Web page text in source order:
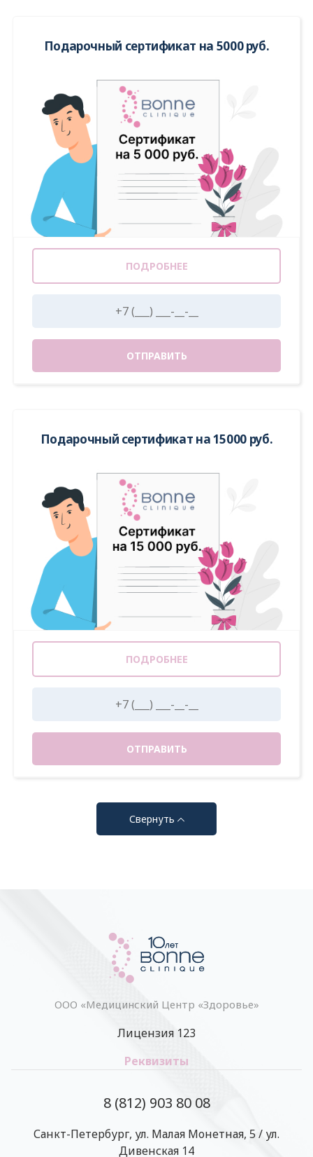
Подарочный сертификат на 5000 руб.
ПОДРОБНЕЕ
ОТПРАВИТЬ
Подарочный сертификат на 15000 руб.
ПОДРОБНЕЕ
ОТПРАВИТЬ
Свернуть
ООО «Медицинский Центр «Здоровье»
Лицензия 123
Реквизиты
8 (812) 903 80 08
Санкт-Петербург, ул. Малая Монетная, 5 / ул.
Дивенская 14